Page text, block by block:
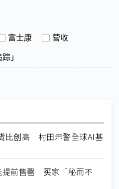
富士康 营收
」
比创高 村田示警全球AI基
提前售罄 买家「秘而不